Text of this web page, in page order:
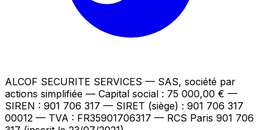
ALCOF SECURITE SERVICES — SAS, société par
actions simplifiée — Capital social : 75 000,00 € —
SIREN : 901 706 317 — SIRET (siège) : 901 706 317
00012 — TVA : FR35901706317 — RCS Paris 901 706